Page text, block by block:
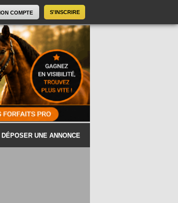
S'INSCRIRE
COMPTE
DÉPOSER UNE ANNONCE